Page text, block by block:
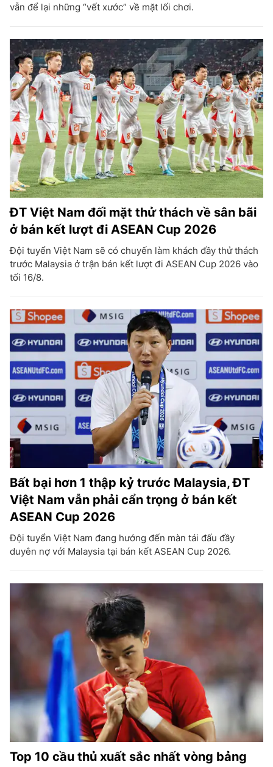
vẫn để lại những “vết xước” về mặt lối chơi.
ĐT Việt Nam đối mặt thử thách về sân bãi
ở bán kết lượt đi ASEAN Cup 2026
Đội tuyển Việt Nam sẽ có chuyến làm khách đầy thử thách
trước Malaysia ở trận bán kết lượt đi ASEAN Cup 2026 vào
tối 16/8.
Bất bại hơn 1 thập kỷ trước Malaysia, ĐT
Việt Nam vẫn phải cẩn trọng ở bán kết
ASEAN Cup 2026
Đội tuyển Việt Nam đang hướng đến màn tái đấu đầy
duyên nợ với Malaysia tại bán kết ASEAN Cup 2026.
Top 10 cầu thủ xuất sắc nhất vòng bảng